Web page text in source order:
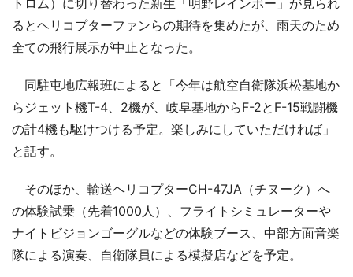
トロム）に切り替わった新生「明野レインボー」が見られ
るとヘリコプターファンらの期待を集めたが、雨天のため
全ての飛行展示が中止となった。
同駐屯地広報班によると「今年は航空自衛隊浜松基地か
らジェット機T-4、2機が、岐阜基地からF-2とF-15戦闘機
の計4機も駆けつける予定。楽しみにしていただければ」
と話す。
そのほか、輸送ヘリコプターCH-47JA（チヌーク）へ
の体験試乗（先着1000人）、フライトシミュレーターや
ナイトビジョンゴーグルなどの体験ブース、中部方面音楽
隊による演奏、自衛隊員による模擬店などを予定。